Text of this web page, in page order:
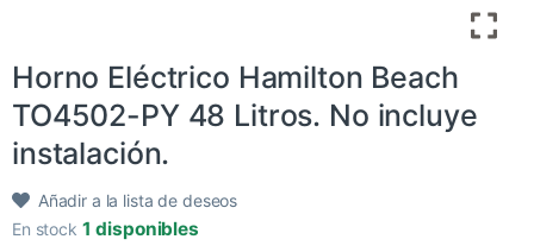
Horno Eléctrico Hamilton Beach
TO4502-PY 48 Litros. No incluye
instalación.
Añadir a la lista de deseos
En stock 1 disponibles